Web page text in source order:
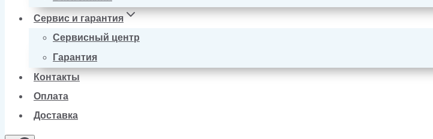
Сервис и гарантия
Сервисный центр
Гарантия
Контакты
Оплата
Доставка